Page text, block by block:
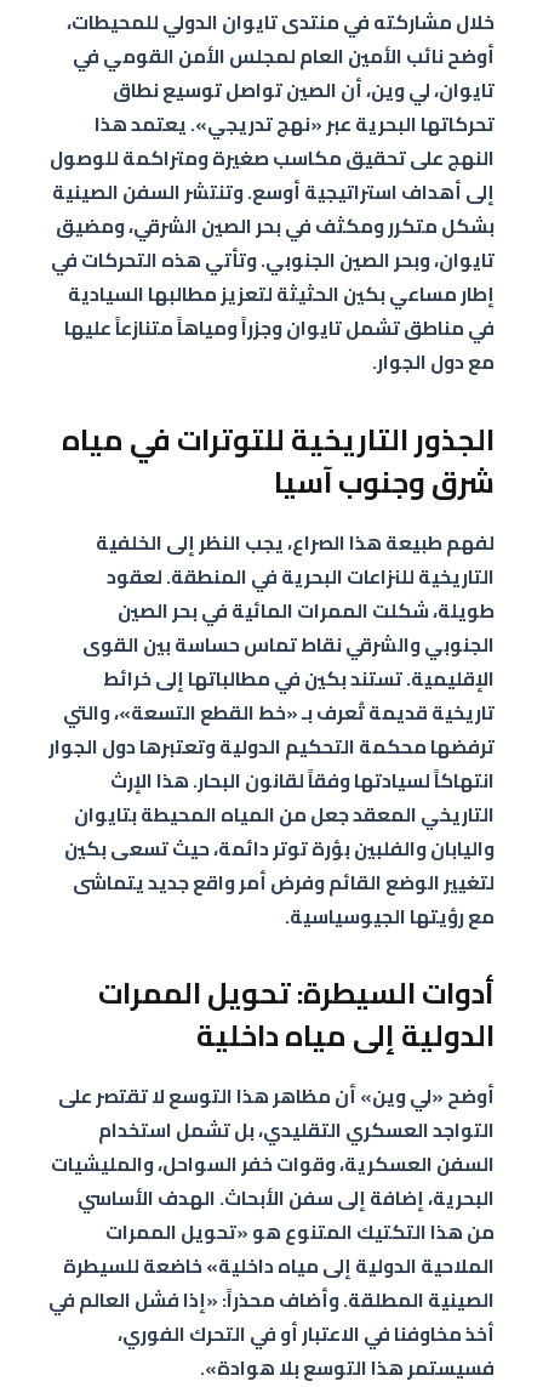
خلال مشاركته في منتدى تايوان الدولي للمحيطات،
أوضح نائب الأمين العام لمجلس الأمن القومي في
تايوان، لي وين، أن الصين تواصل توسيع نطاق
تحركاتها البحرية عبر «نهج تدريجي». يعتمد هذا
النهج على تحقيق مكاسب صغيرة ومتراكمة للوصول
إلى أهداف استراتيجية أوسع. وتنتشر السفن الصينية
بشكل متكرر ومكثف في بحر الصين الشرقي، ومضيق
تايوان، وبحر الصين الجنوبي. وتأتي هذه التحركات في
إطار مساعي بكين الحثيثة لتعزيز مطالبها السيادية
في مناطق تشمل تايوان وجزراً ومياهاً متنازعاً عليها
مع دول الجوار.
الجذور التاريخية للتوترات في مياه
شرق وجنوب آسيا
لفهم طبيعة هذا الصراع، يجب النظر إلى الخلفية
التاريخية للنزاعات البحرية في المنطقة. لعقود
طويلة، شكلت الممرات المائية في بحر الصين
الجنوبي والشرقي نقاط تماس حساسة بين القوى
الإقليمية. تستند بكين في مطالباتها إلى خرائط
تاريخية قديمة تُعرف بـ «خط القطع التسعة»، والتي
ترفضها محكمة التحكيم الدولية وتعتبرها دول الجوار
انتهاكاً لسيادتها وفقاً لقانون البحار. هذا الإرث
التاريخي المعقد جعل من المياه المحيطة بتايوان
واليابان والفلبين بؤرة توتر دائمة، حيث تسعى بكين
لتغيير الوضع القائم وفرض أمر واقع جديد يتماشى
مع رؤيتها الجيوسياسية.
أدوات السيطرة: تحويل الممرات
الدولية إلى مياه داخلية
أوضح «لي وين» أن مظاهر هذا التوسع لا تقتصر على
التواجد العسكري التقليدي، بل تشمل استخدام
السفن العسكرية، وقوات خفر السواحل، والمليشيات
البحرية، إضافة إلى سفن الأبحاث. الهدف الأساسي
من هذا التكتيك المتنوع هو «تحويل الممرات
الملاحية الدولية إلى مياه داخلية» خاضعة للسيطرة
الصينية المطلقة. وأضاف محذراً: «إذا فشل العالم في
أخذ مخاوفنا في الاعتبار أو في التحرك الفوري،
فسيستمر هذا التوسع بلا هوادة».